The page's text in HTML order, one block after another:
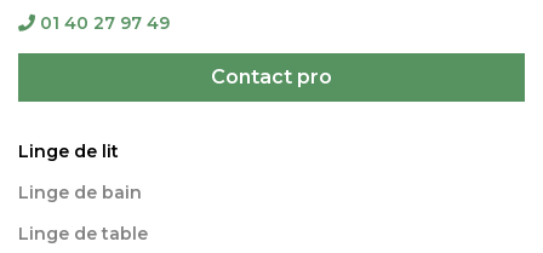
01 40 27 97 49
Contact pro
Linge de lit
Linge de bain
Linge de table